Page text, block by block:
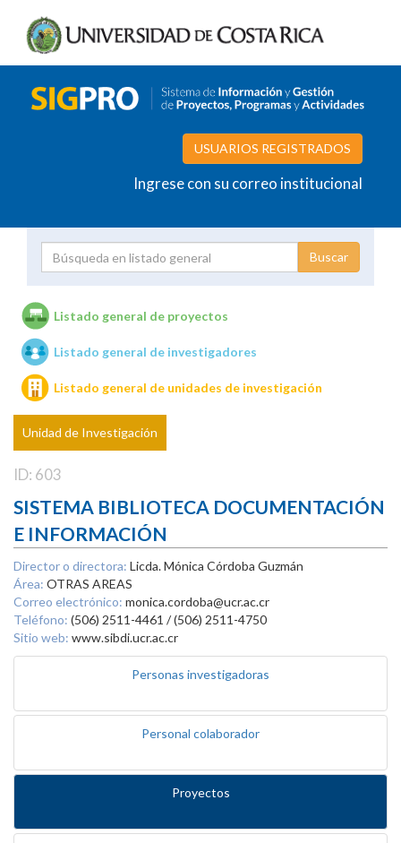
USUARIOS REGISTRADOS
Ingrese con su correo institucional
Unidades de investigación
Listado general de proyectos
Listado general de investigadores
Listado general de unidades de investigación
Unidad de Investigación
ID: 603
SISTEMA BIBLIOTECA DOCUMENTACIÓN
E INFORMACIÓN
Director o directora: Licda. Mónica Córdoba Guzmán
Área: OTRAS AREAS
Correo electrónico: monica.cordoba@ucr.ac.cr
Teléfono: (506) 2511-4461 / (506) 2511-4750
Sitio web: www.sibdi.ucr.ac.cr
Personas investigadoras
Personal colaborador
Proyectos